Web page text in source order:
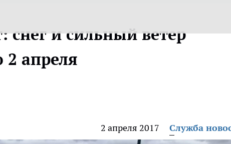
и сильный ветер
апреля
2 апреля 2017 Служба